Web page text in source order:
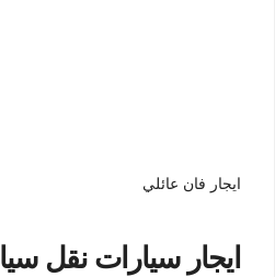
ايجار فان عائلي
ايجار سيارات نقل